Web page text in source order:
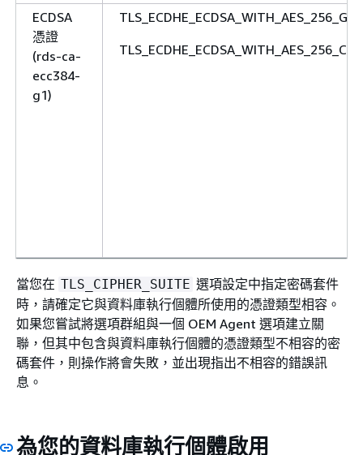
ECDSA
憑證
(rds-ca-
ecc384-
g1)
當您在 TLS_CIPHER_SUITE 選項設定中指定密碼套件
時，請確定它與資料庫執行個體所使用的憑證類型相容。
如果您嘗試將選項群組與一個 OEM Agent 選項建立關
聯，但其中包含與資料庫執行個體的憑證類型不相容的密
碼套件，則操作將會失敗，並出現指出不相容的錯誤訊
息。
為您的資料庫執行個體啟用